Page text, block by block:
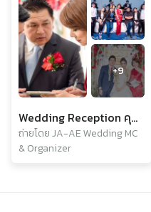
+9
Wedding Reception คุณเนสท์ & คุณบูม
ถ่ายโดย JA-AE Wedding MC
& Organizer